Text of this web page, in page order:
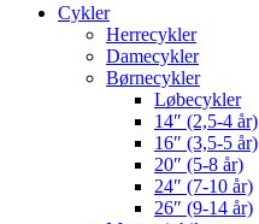
Cykler
Herrecykler
Damecykler
Børnecykler
Løbecykler
14″ (2,5-4 år)
16″ (3,5-5 år)
20″ (5-8 år)
24″ (7-10 år)
26″ (9-14 år)